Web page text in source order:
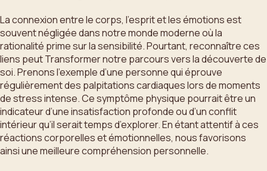
La connexion entre le corps, l’esprit et les émotions est
souvent négligée dans notre monde moderne où la
rationalité prime sur la sensibilité. Pourtant, reconnaître ces
liens peut Transformer notre parcours vers la découverte de
soi. Prenons l’exemple d’une personne qui éprouve
régulièrement des palpitations cardiaques lors de moments
de stress intense. Ce symptôme physique pourrait être un
indicateur d’une insatisfaction profonde ou d’un conflit
intérieur qu’il serait temps d’explorer. En étant attentif à ces
réactions corporelles et émotionnelles, nous favorisons
ainsi une meilleure compréhension personnelle.